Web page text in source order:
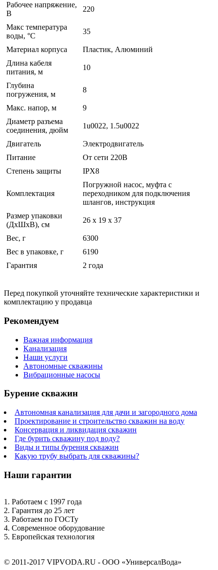
Рабочее напряжение,
В
220
Макс температура
воды, °С
35
Материал корпуса
Пластик, Алюминий
Длина кабеля
питания, м
10
Глубина
погружения, м
8
Макс. напор, м
9
Диаметр разъема
соединения, дюйм
1u0022, 1.5u0022
Двигатель
Электродвигатель
Питание
От сети 220В
Степень защиты
IPX8
Комплектация
Погружной насос, муфта с
переходником для подключения
шлангов, инструкция
Размер упаковки
(ДхШхВ), см
26 x 19 x 37
Вес, г
6300
Вес в упаковке, г
6190
Гарантия
2 года
Перед покупкой уточняйте технические характеристики и
комплектацию у продавца
Рекомендуем
Важная информация
Канализация
Наши услуги
Автономные скважины
Вибрационные насосы
Бурение скважин
Автономная канализация для дачи и загородного дома
Проектирование и строительство скважин на воду
Консервация и ликвидация скважин
Где бурить скважину под воду?
Виды и типы бурения скважин
Какую трубу выбрать для скважины?
Наши гарантии
1. Работаем с 1997 года
2. Гарантия до 25 лет
3. Работаем по ГОСТу
4. Современное оборудование
5. Европейская технология
© 2011-2017 VIPVODA.RU - ООО «УниверсалВода»